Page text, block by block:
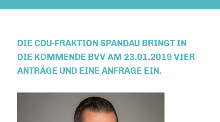
DIE CDU-FRAKTION SPANDAU BRINGT IN
DIE KOMMENDE BVV AM 23.01.2019 VIER
ANTRÄGE UND EINE ANFRAGE EIN.